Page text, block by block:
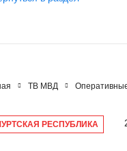
ТВ МВД
РЕСПУБЛИКА